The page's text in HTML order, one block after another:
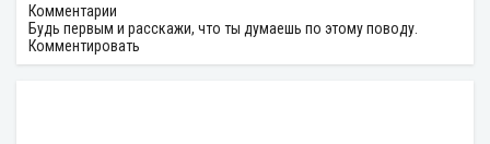
Комментарии
Будь первым и расскажи, что ты думаешь по этому поводу.
Комментировать